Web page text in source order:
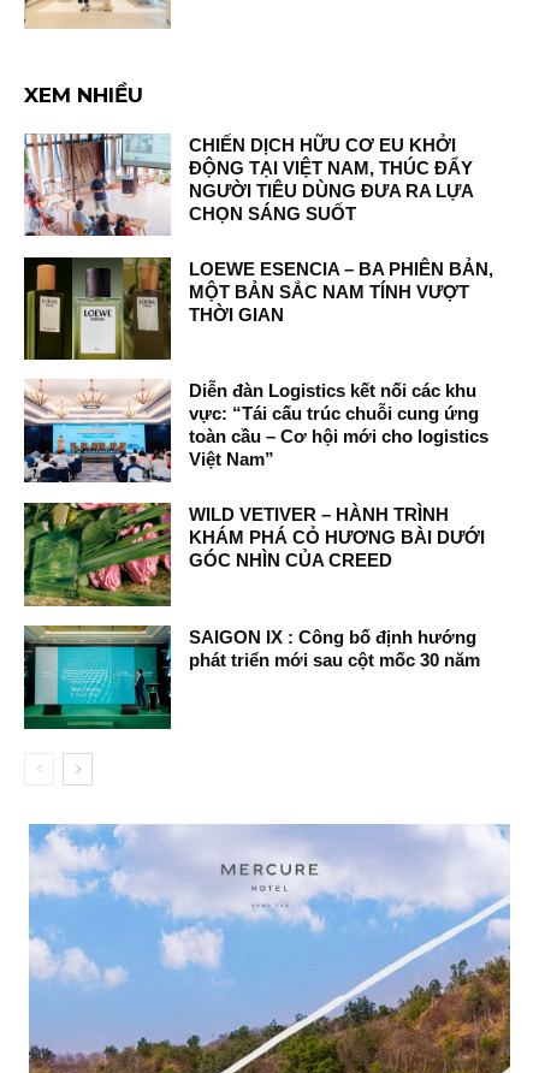
XEM NHIỀU
CHIẾN DỊCH HỮU CƠ EU KHỞI
ĐỘNG TẠI VIỆT NAM, THÚC ĐẨY
NGƯỜI TIÊU DÙNG ĐƯA RA LỰA
CHỌN SÁNG SUỐT
LOEWE ESENCIA – BA PHIÊN BẢN,
MỘT BẢN SẮC NAM TÍNH VƯỢT
THỜI GIAN
Diễn đàn Logistics kết nối các khu
vực: “Tái cấu trúc chuỗi cung ứng
toàn cầu – Cơ hội mới cho logistics
Việt Nam”
WILD VETIVER – HÀNH TRÌNH
KHÁM PHÁ CỎ HƯƠNG BÀI DƯỚI
GÓC NHÌN CỦA CREED
SAIGON IX : Công bố định hướng
phát triển mới sau cột mốc 30 năm